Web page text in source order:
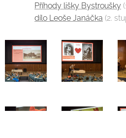
Příhody lišky Bystroušky
dílo Leoše Janáčka (2.